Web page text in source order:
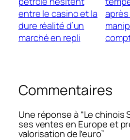
entre le casino et la
dure réalité d’un
marché en repli
Commentaires
Une réponse à “Le
ses ventes en Europe et
valorisation de l’euro”